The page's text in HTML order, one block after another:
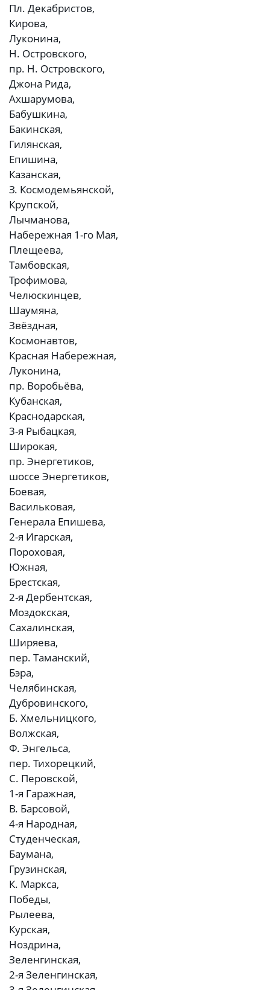
Пл. Декабристов,
Кирова,
Луконина,
Н. Островского,
пр. Н. Островского,
Джона Рида,
Ахшарумова,
Бабушкина,
Бакинская,
Гилянская,
Епишина,
Казанская,
З. Космодемьянской,
Крупской,
Лычманова,
Набережная 1-го Мая,
Плещеева,
Тамбовская,
Трофимова,
Челюскинцев,
Шаумяна,
Звёздная,
Космонавтов,
Красная Набережная,
Луконина,
пр. Воробьёва,
Кубанская,
Краснодарская,
3-я Рыбацкая,
Широкая,
пр. Энергетиков,
шоссе Энергетиков,
Боевая,
Васильковая,
Генерала Епишева,
2-я Игарская,
Пороховая,
Южная,
Брестская,
2-я Дербентская,
Моздокская,
Сахалинская,
Ширяева,
пер. Таманский,
Бэра,
Челябинская,
Дубровинского,
Б. Хмельницкого,
Волжская,
Ф. Энгельса,
пер. Тихорецкий,
С. Перовской,
1-я Гаражная,
В. Барсовой,
4-я Народная,
Студенческая,
Баумана,
Грузинская,
К. Маркса,
Победы,
Рылеева,
Курская,
Ноздрина,
Зеленгинская,
2-я Зеленгинская,